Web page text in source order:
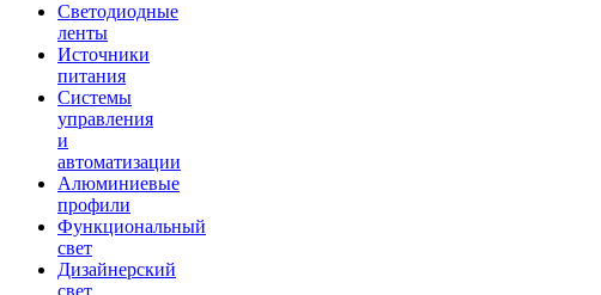
Светодиодные
ленты
Источники
питания
Системы
управления
и
автоматизации
Алюминиевые
профили
Функциональный
свет
Дизайнерский
свет